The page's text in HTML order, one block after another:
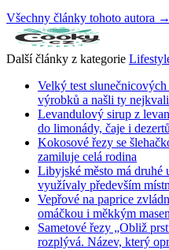
Všechny články tohoto autora →
Další články z kategorie
Velký test
výrobků a našli ty
Levandulový sirup z
do limonády, čaje i
Kokosové řezy se
zamiluje celá rodina
Libyjské město má druhé
využívaly především
Vepřové na paprice
omáčkou i měkkým
Sametové řezy „Obliž
rozplývá. Název, který